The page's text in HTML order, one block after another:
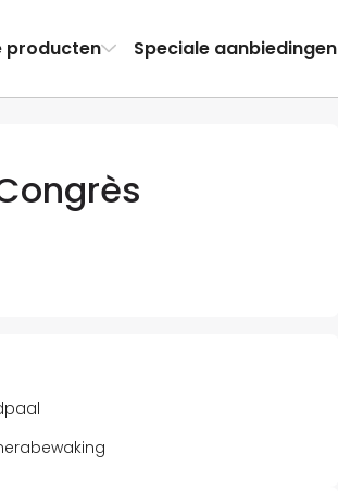
producten Speciale aanbiedingen